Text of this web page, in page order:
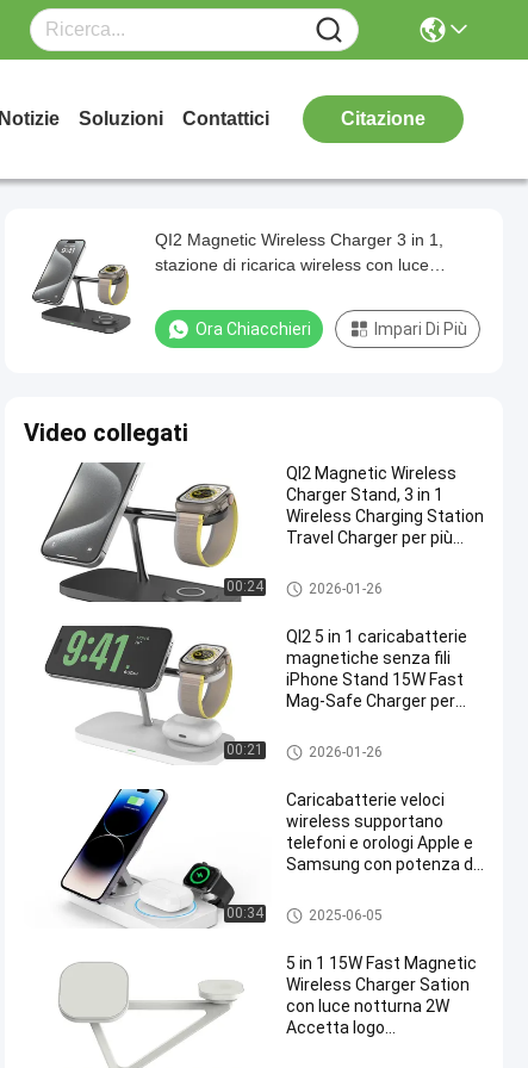
Notizie Soluzioni Contattici Citazione
QI2 Magnetic Wireless Charger 3 in 1,
stazione di ricarica wireless con luce
stand di ricarica per viaggi, stazione di
ricarica veloce 15W
Ora Chiacchieri Impari Di Più
Video collegati
00:24
QI2 Magnetic Wireless
Charger Stand, 3 in 1
Wireless Charging Station
Travel Charger per più
16 15 14 13 12
Pro/Max/Plus/Mini,
Carica elettromagnetica senz
a fili
2026-01-26
00:21
QI2 5 in 1 caricabatterie
magnetiche senza fili
iPhone Stand 15W Fast
Mag-Safe Charger per
Air/17 Pro Max
16/15/14/13/12 Serie
Charging Station/Pad per
AirPods
Carica elettromagnetica senz
a fili
2026-01-26
00:34
Caricabatterie veloci
wireless supportano
telefoni e orologi Apple e
Samsung con potenza di
superiore a 9V-2A
Carica elettromagnetica senz
a fili
2025-06-05
5 in 1 15W Fast Magnetic
Wireless Charger Sation
con luce notturna 2W
Accetta logo